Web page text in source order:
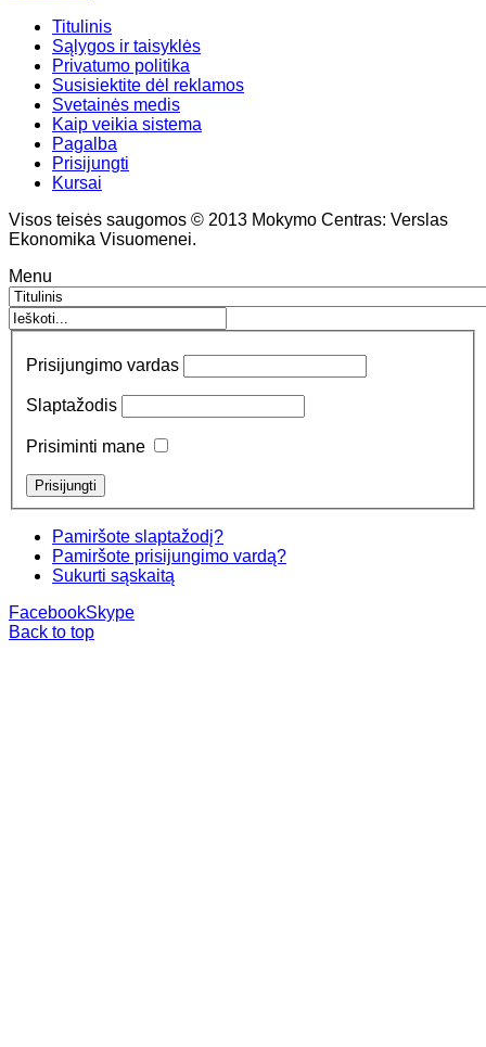
Titulinis
Sąlygos ir taisyklės
Privatumo politika
Susisiektite dėl reklamos
Svetainės medis
Kaip veikia sistema
Pagalba
Prisijungti
Kursai
Visos teisės saugomos © 2013 Mokymo Centras: Verslas
Ekonomika Visuomenei.
Menu
Prisijungimo vardas
Slaptažodis
Prisiminti mane
Pamiršote slaptažodį?
Pamiršote prisijungimo vardą?
Sukurti sąskaitą
FacebookSkype
Back to top